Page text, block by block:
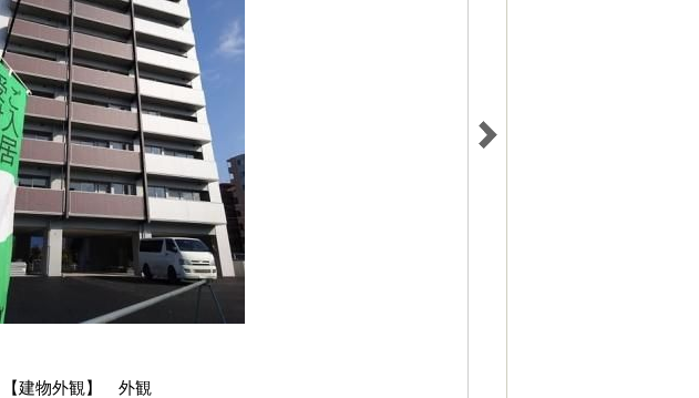
【建物外観】 外観